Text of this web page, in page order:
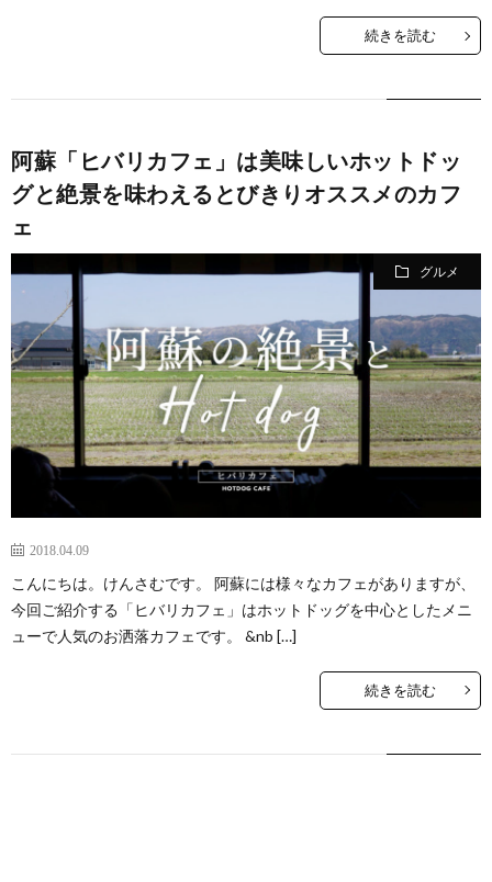
つ
問
わ
せ
続きを読む
阿蘇「ヒバリカフェ」は美味しいホットドッ
グと絶景を味わえるとびきりオススメのカフ
ェ
グルメ
2018.04.09
こんにちは。けんさむです。 阿蘇には様々なカフェがありますが、
今回ご紹介する「ヒバリカフェ」はホットドッグを中心としたメニ
ューで人気のお洒落カフェです。 &nb […]
続きを読む